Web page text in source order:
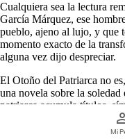
Mi
Cualquiera sea la lectura
García Márquez, ese
pueblo, ajeno al lujo, y que
momento exacto de la
alguna vez dijo despreciar.
El Otoño del Patriarca no
una novela sobre la
patriarca acumula títulos,
hasta el final,
fue el poder en sí, sino ser